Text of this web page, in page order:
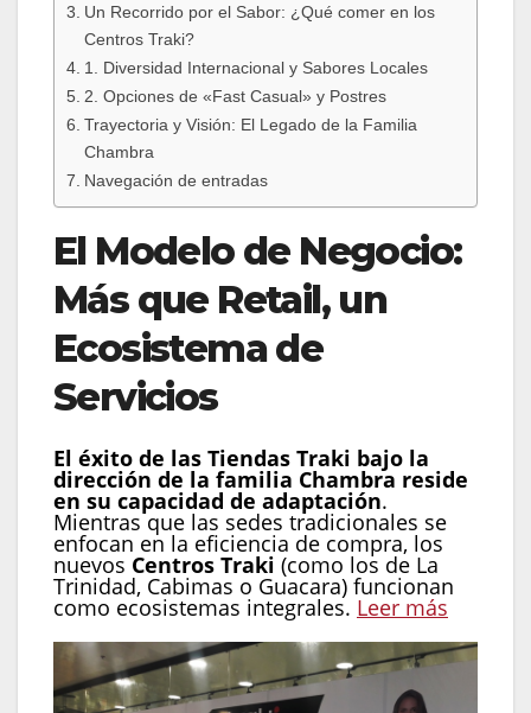
Un Recorrido por el Sabor: ¿Qué comer en los
Centros Traki?
1. Diversidad Internacional y Sabores Locales
2. Opciones de «Fast Casual» y Postres
Trayectoria y Visión: El Legado de la Familia
Chambra
Navegación de entradas
El Modelo de Negocio:
Más que Retail, un
Ecosistema de
Servicios
El éxito de las Tiendas Traki bajo la
dirección de la familia Chambra reside
en su capacidad de adaptación.
Mientras que las sedes tradicionales se
enfocan en la eficiencia de compra, los
nuevos Centros Traki (como los de La
Trinidad, Cabimas o Guacara) funcionan
como ecosistemas integrales. Leer más